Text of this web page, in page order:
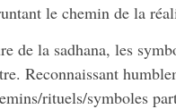
le chemin de la
de la sadhana, les
Reconnaissant
rituels/symboles